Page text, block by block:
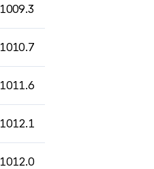
1009.3
1010.7
1011.6
1012.1
1012.0